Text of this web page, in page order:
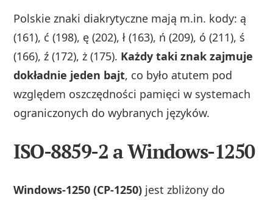
Polskie znaki diakrytyczne mają m.in. kody: ą
(161), ć (198), ę (202), ł (163), ń (209), ó (211), ś
(166), ź (172), ż (175). Każdy taki znak zajmuje
dokładnie jeden bajt, co było atutem pod
względem oszczędności pamięci w systemach
ograniczonych do wybranych języków.
ISO-8859-2 a Windows-1250
Windows‑1250 (CP‑1250) jest zbliżony do